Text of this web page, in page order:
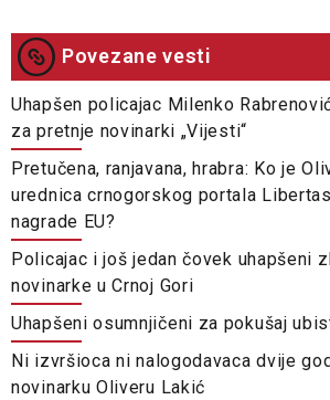
Povezane vesti
Uhapšen policajac Milenko
za pretnje novinarki „Vijesti“
Pretučena, ranjavana, hrabra: Ko je
urednica crnogorskog portala
nagrade EU?
Policajac i još jedan čovek uhapšeni
novinarke u Crnoj Gori
Uhapšeni osumnjičeni za pokušaj
Ni izvršioca ni nalogodavaca dvije
novinarku Oliveru Lakić